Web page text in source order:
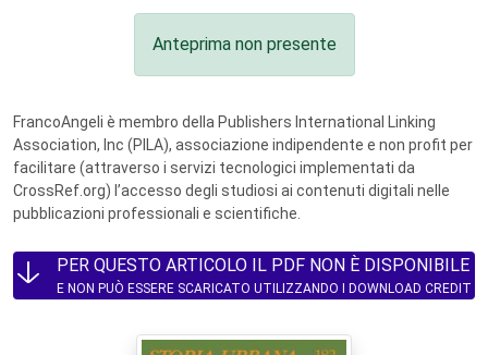
Anteprima non presente
FrancoAngeli è membro della Publishers International Linking
Association, Inc (PILA), associazione indipendente e non profit per
facilitare (attraverso i servizi tecnologici implementati da
CrossRef.org) l’accesso degli studiosi ai contenuti digitali nelle
pubblicazioni professionali e scientifiche.
PER QUESTO ARTICOLO IL PDF NON È DISPONIBILE
E NON PUÒ ESSERE SCARICATO UTILIZZANDO I DOWNLOAD CREDIT